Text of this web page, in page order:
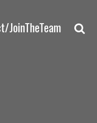
JoinTheTeam